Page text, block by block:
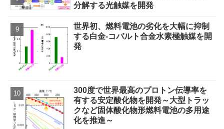
分解する光触媒を開発
世界初、燃料電池の劣化を大幅に抑制
する白金‐コバルト合金水素極触媒を開
発
300度で世界最高のプロトン伝導率を
有する安定酸化物を開発～大型トラッ
クなど固体酸化物形燃料電池の多用途
化を推進～